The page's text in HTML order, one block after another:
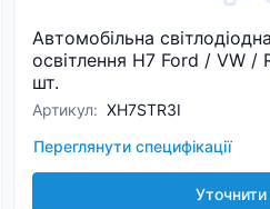
Автомобільна
освітлення H7 Ford / VW /
шт.
Артикул: XH7STR3I
Переглянути специфікації
Уточнити